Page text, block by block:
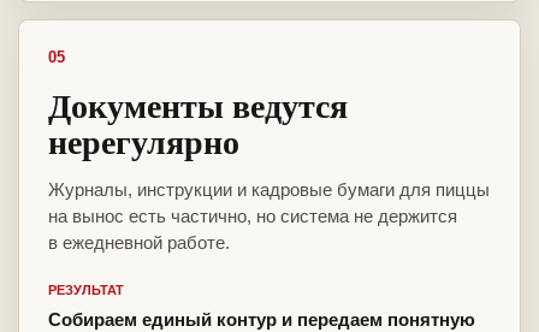
05
Документы ведутся
нерегулярно
Журналы, инструкции и кадровые бумаги для пиццы
на вынос есть частично, но система не держится
в ежедневной работе.
РЕЗУЛЬТАТ
Собираем единый контур и передаем понятную